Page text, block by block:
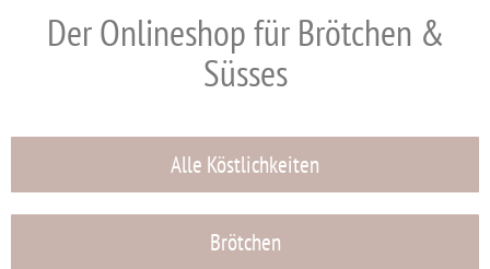
Der Onlineshop für Brötchen &
Süsses
Alle Köstlichkeiten
Brötchen